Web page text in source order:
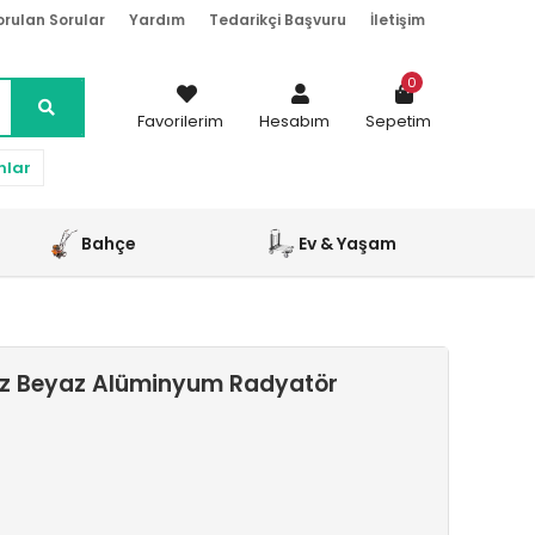
Sorular Yardım Tedarikçi Başvuru İletişim
Favorilerim Hesabım Sepetim
0
Bahçe Ev & Yaşam
Beyaz Alüminyum Radyatör